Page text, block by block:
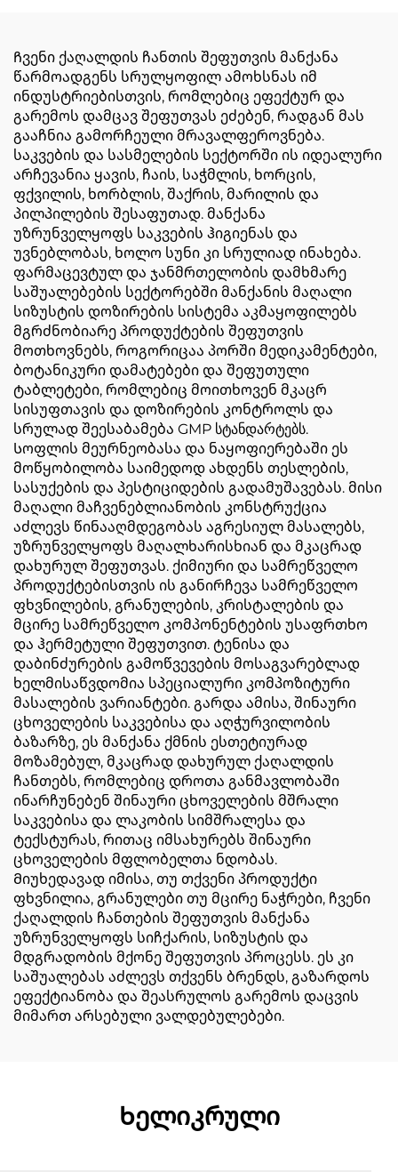
Ჩვენი ქაღალდის ჩანთის შეფუთვის მანქანა
წარმოადგენს სრულყოფილ ამოხსნას იმ
ინდუსტრიებისთვის, რომლებიც ეფექტურ და
გარემოს დამცავ შეფუთვას ეძებენ, რადგან მას
გააჩნია გამორჩეული მრავალფეროვნება.
საკვების და სასმელების სექტორში ის იდეალური
არჩევანია ყავის, ჩაის, საჭმლის, ხორცის,
ფქვილის, ხორბლის, შაქრის, მარილის და
პილპილების შესაფუთად. მანქანა
უზრუნველყოფს საკვების ჰიგიენას და
უვნებლობას, ხოლო სუნი კი სრულიად ინახება.
ფარმაცევტულ და ჯანმრთელობის დამხმარე
საშუალებების სექტორებში მანქანის მაღალი
სიზუსტის დოზირების სისტემა აკმაყოფილებს
მგრძნობიარე პროდუქტების შეფუთვის
მოთხოვნებს, როგორიცაა პორში მედიკამენტები,
ბოტანიკური დამატებები და შეფუთული
ტაბლეტები, რომლებიც მოითხოვენ მკაცრ
სისუფთავის და დოზირების კონტროლს და
სრულად შეესაბამება GMP სტანდარტებს.
Სოფლის მეურნეობასა და ნაყოფიერებაში ეს
მოწყობილობა საიმედოდ ახდენს თესლების,
სასუქების და პესტიციდების გადამუშავებას. მისი
მაღალი მაჩვენებლიანობის კონსტრუქცია
აძლევს წინააღმდეგობას აგრესიულ მასალებს,
უზრუნველყოფს მაღალხარისხიან და მკაცრად
დახურულ შეფუთვას. ქიმიური და სამრეწველო
პროდუქტებისთვის ის განირჩევა სამრეწველო
ფხვნილების, გრანულების, კრისტალების და
მცირე სამრეწველო კომპონენტების უსაფრთხო
და ჰერმეტული შეფუთვით. ტენისა და
დაბინძურების გამოწვევების მოსაგვარებლად
ხელმისაწვდომია სპეციალური კომპოზიტური
მასალების ვარიანტები. გარდა ამისა, შინაური
ცხოველების საკვებისა და აღჭურვილობის
ბაზარზე, ეს მანქანა ქმნის ესთეტიურად
მოზამებულ, მკაცრად დახურულ ქაღალდის
ჩანთებს, რომლებიც დროთა განმავლობაში
ინარჩუნებენ შინაური ცხოველების მშრალი
საკვებისა და ლაკობის სიმშრალესა და
ტექსტურას, რითაც იმსახურებს შინაური
ცხოველების მფლობელთა ნდობას.
Მიუხედავად იმისა, თუ თქვენი პროდუქტი
ფხვნილია, გრანულები თუ მცირე ნაჭრები, ჩვენი
ქაღალდის ჩანთების შეფუთვის მანქანა
უზრუნველყოფს სიჩქარის, სიზუსტის და
მდგრადობის მქონე შეფუთვის პროცესს. ეს კი
საშუალებას აძლევს თქვენს ბრენდს, გაზარდოს
ეფექტიანობა და შეასრულოს გარემოს დაცვის
მიმართ არსებული ვალდებულებები.
Ხელიკრული